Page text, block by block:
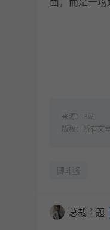
来源：B站
版权：所有
卿斗酱
总裁主题